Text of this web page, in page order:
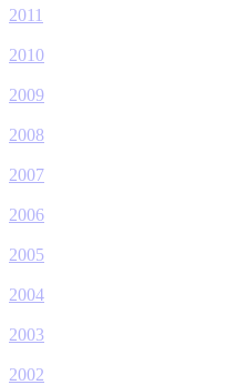
2011
2010
2009
2008
2007
2006
2005
2004
2003
2002